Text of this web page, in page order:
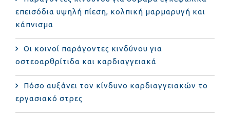
επεισόδια υψηλή πίεση, κολπική μαρμαρυγή και
κάπνισμα
Οι κοινοί παράγοντες κινδύνου για
οστεοαρθρίτιδα και καρδιαγγειακά
Πόσο αυξάνει τον κίνδυνο καρδιαγγειακών το
εργασιακό στρες